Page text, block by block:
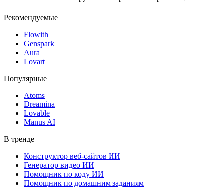
Рекомендуемые
Flowith
Genspark
Aura
Lovart
Популярные
Atoms
Dreamina
Lovable
Manus AI
В тренде
Конструктор веб-сайтов ИИ
Генератор видео ИИ
Помощник по коду ИИ
Помощник по домашним заданиям